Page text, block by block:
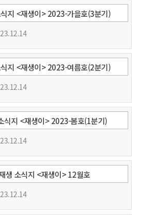
지 <재생이> 2023-가을호(3분기)
23.12.14
지 <재생이> 2023-여름호(2분기)
23.12.14
식지 <재생이> 2023-봄호(1분기)
23.12.14
생 소식지 <재생이> 12월호
23.12.14